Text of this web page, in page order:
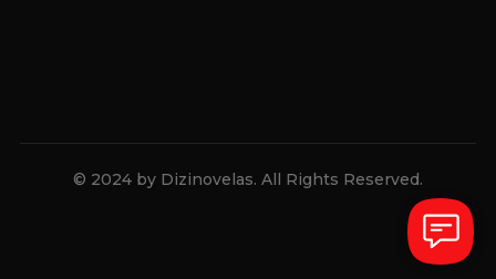
© 2024 by Dizinovelas. All Rights Reserved.